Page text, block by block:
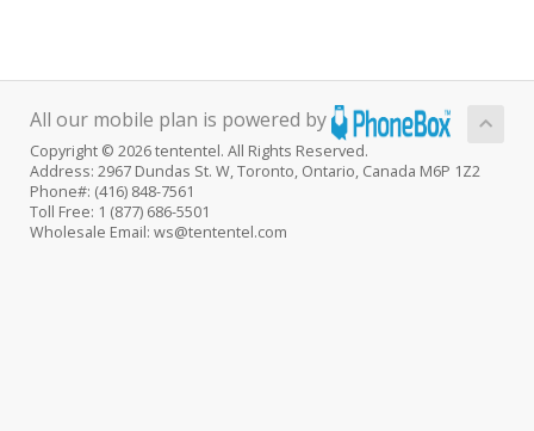
All our mobile plan is powered by
Copyright © 2026 tententel. All Rights Reserved.
Address: 2967 Dundas St. W, Toronto, Ontario, Canada M6P 1Z2
Phone#: (416) 848-7561
Toll Free: 1 (877) 686-5501
Wholesale Email: ws@tententel.com